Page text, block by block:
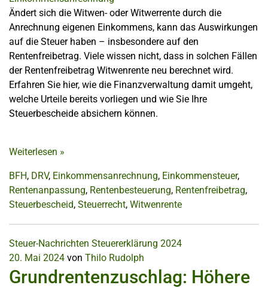
Ändert sich die Witwen- oder Witwerrente durch die
Anrechnung eigenen Einkommens, kann das Auswirkungen
auf die Steuer haben – insbesondere auf den
Rentenfreibetrag. Viele wissen nicht, dass in solchen Fällen
der Rentenfreibetrag Witwenrente neu berechnet wird.
Erfahren Sie hier, wie die Finanzverwaltung damit umgeht,
welche Urteile bereits vorliegen und wie Sie Ihre
Steuerbescheide absichern können.
Weiterlesen »
BFH, DRV, Einkommensanrechnung, Einkommensteuer,
Rentenanpassung, Rentenbesteuerung, Rentenfreibetrag,
Steuerbescheid, Steuerrecht, Witwenrente
Steuer-Nachrichten Steuererklärung 2024
20. Mai 2024 von Thilo Rudolph
Grundrentenzuschlag: Höhere